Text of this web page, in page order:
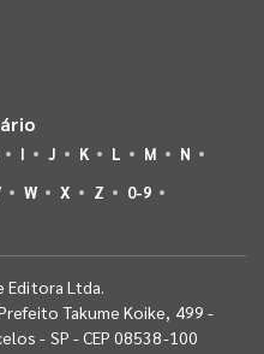
I J K L M
N
W X Z 0-9
Editora Ltda.
Takume Koike, 499 -
- SP - CEP 08538-100